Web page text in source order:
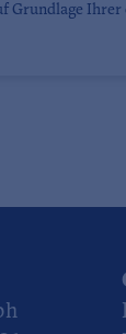
Grundlage